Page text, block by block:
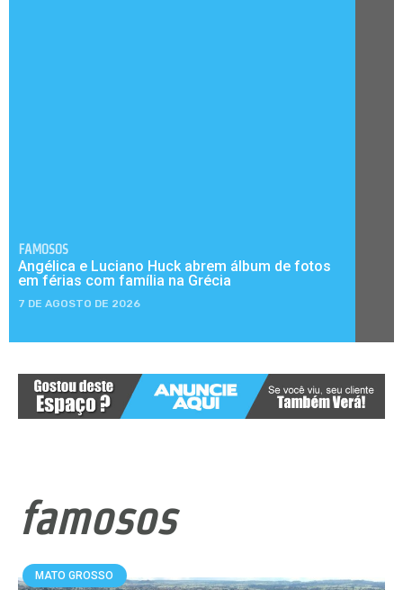
FAMOSOS
Angélica e Luciano Huck abrem álbum de fotos
em férias com família na Grécia
7 DE AGOSTO DE 2026
famosos
MATO GROSSO